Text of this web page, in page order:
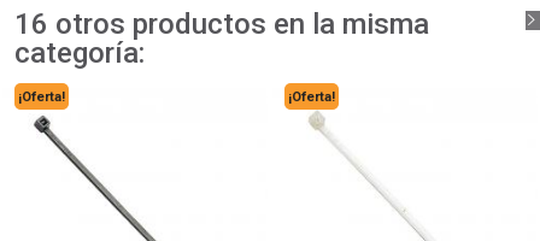
16 otros productos en la misma
categoría:
¡Oferta! ¡Oferta!